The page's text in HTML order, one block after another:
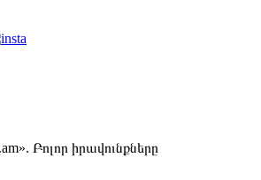
Բոլոր իրավունքները